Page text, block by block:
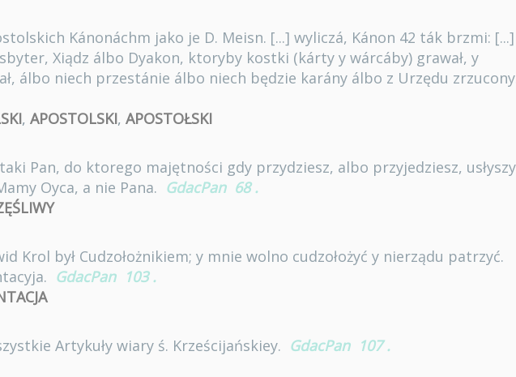
Kánonáchm jako je D. Meisn. [...] wyliczá, Kánon 42 ták brzmi: [...]
Xiądz álbo Dyakon, ktoryby kostki (kárty y wárcáby) grawał, y
álbo niech przestánie álbo niech będzie karány álbo z Urzędu
, APOSTOLSKI, APOSTOŁSKI
Pan, do ktorego majętności gdy przydziesz, albo przyjedziesz,
Oyca, a nie Pana. GdacPan 68 .
Krol był Cudzołożnikiem; y mnie wolno cudzołożyć y nierządu patrzyć.
GdacPan 103 .
Artykuły wiary ś. Krześcijańskiey. GdacPan 107 .